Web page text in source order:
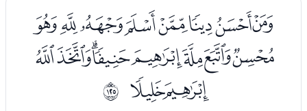
ﮐﮑﮒﮓﮔﮕﮖﮗ
ﮘﮙﮚﮛﮜﮝﮞﮟ
ﮠﮡ ﱼ